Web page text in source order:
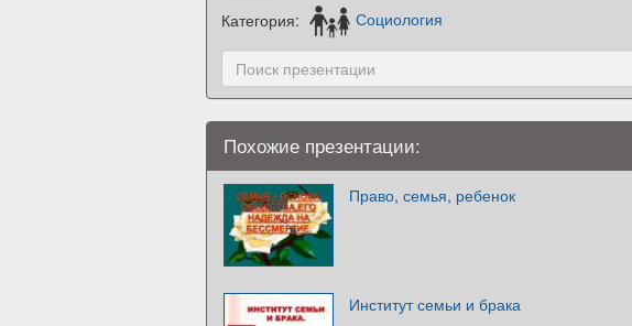
Категория: Социология
Похожие презентации:
Право, семья, ребенок
Институт семьи и брака